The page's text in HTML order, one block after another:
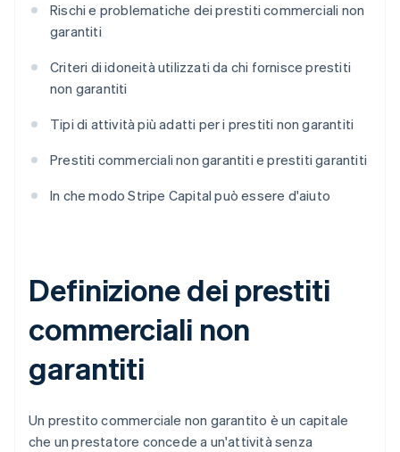
Rischi e problematiche dei prestiti commerciali non
garantiti
Criteri di idoneità utilizzati da chi fornisce prestiti
non garantiti
Tipi di attività più adatti per i prestiti non garantiti
Prestiti commerciali non garantiti e prestiti garantiti
In che modo Stripe Capital può essere d'aiuto
Definizione dei prestiti
commerciali non
garantiti
Un prestito commerciale non garantito è un capitale
che un prestatore concede a un'attività senza